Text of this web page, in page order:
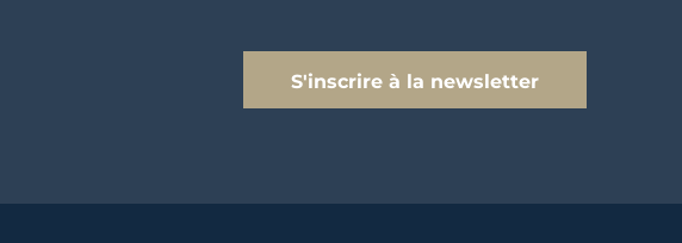
S'inscrire à la newsletter